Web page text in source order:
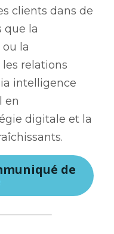
clients dans de
que la
la
relations
intelligence
en
digitale et la
de